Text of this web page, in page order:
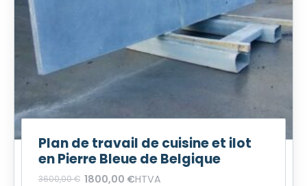
Plan de travail de cuisine et ilot
en Pierre Bleue de Belgique
3600,00€ 1800,00 €HTVA